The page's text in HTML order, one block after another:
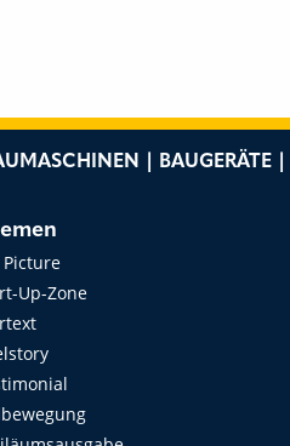
| BAUGERÄTE |
Picture
Up-Zone